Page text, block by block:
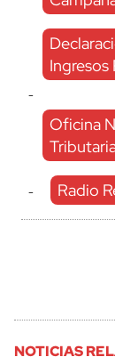
Ingresos
-
Oficina
- Radio
NOTICIAS